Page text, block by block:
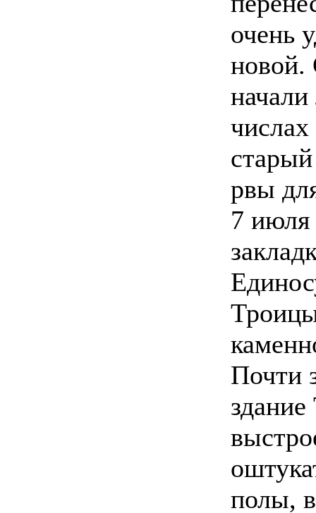
очень
новой.
рвы
7 июля
Почти
полы,